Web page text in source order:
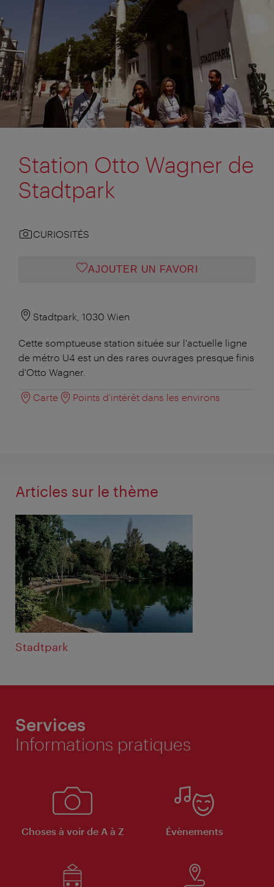
Station Otto Wagner de
Stadtpark
CURIOSITÉS
AJOUTER UN FAVORI
Stadtpark, 1030 Wien
Cette somptueuse station située sur l'actuelle ligne
de métro U4 est un des rares ouvrages presque finis
d'Otto Wagner.
Carte Points d'intérêt dans les environs
Articles sur le thème
Stadtpark
Services
Informations pratiques
Choses à voir de A à Z Évènements